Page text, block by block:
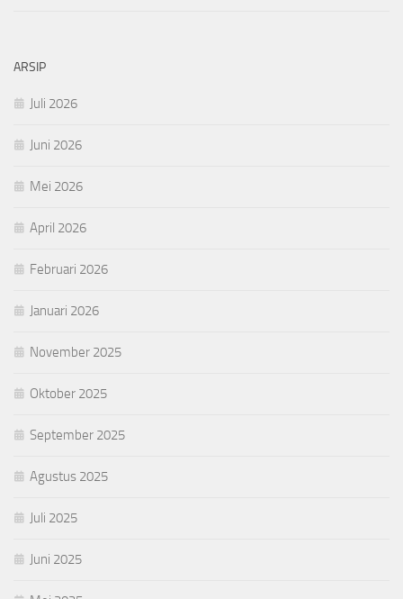
ARSIP
Juli 2026
Juni 2026
Mei 2026
April 2026
Februari 2026
Januari 2026
November 2025
Oktober 2025
September 2025
Agustus 2025
Juli 2025
Juni 2025